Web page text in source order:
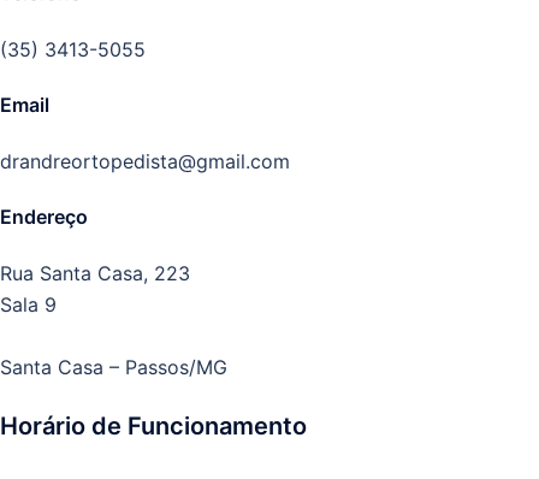
(35) 3413-5055
Email
drandreortopedista@gmail.com
Endereço
Rua Santa Casa, 223
Sala 9
Santa Casa – Passos/MG
Horário de Funcionamento